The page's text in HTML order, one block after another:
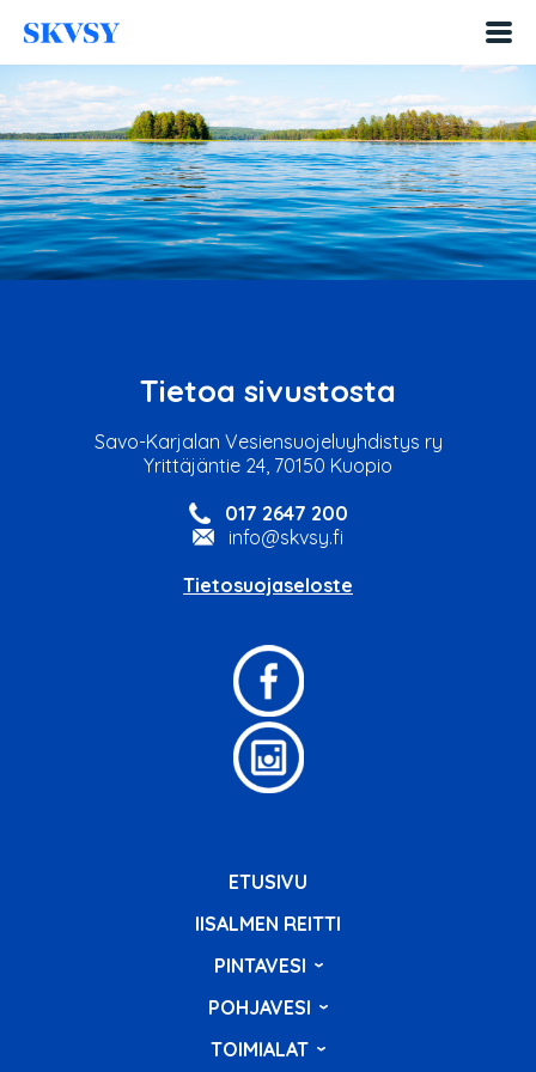
sisältöön
Tietoa sivustosta
Savo-Karjalan Vesiensuojeluyhdistys ry
Yrittäjäntie 24, 70150 Kuopio
017 2647 200
info@skvsy.fi
Tietosuojaseloste
ETUSIVU
IISALMEN REITTI
PINTAVESI
POHJAVESI
TOIMIALAT